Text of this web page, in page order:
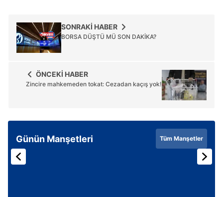
SONRAKİ HABER
BORSA DÜŞTÜ MÜ SON DAKİKA?
ÖNCEKİ HABER
Zincire mahkemeden tokat: Cezadan kaçış yok!
Günün Manşetleri Tüm Manşetler